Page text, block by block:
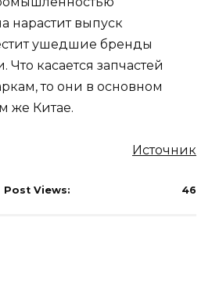
нарастит выпуск
ушедшие бренды
касается запчастей
то они в основном
же Китае.
Источник
Post Views: 46